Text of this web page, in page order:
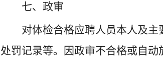
七、政审
对体检合格应聘人员本人及
处罚记录等。因政审不合格或自